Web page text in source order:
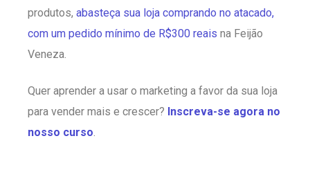
produtos, abasteça sua loja comprando no atacado,
com um pedido mínimo de R$300 reais na Feijão
Veneza.
Quer aprender a usar o marketing a favor da sua loja
para vender mais e crescer? Inscreva-se agora no
nosso curso.